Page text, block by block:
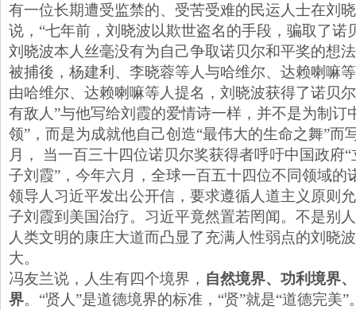
有一位长期遭受监禁的、受苦受难的民运人士在刘
说，“七年前，刘晓波以欺世盗名的手段，骗取了诺
刘晓波本人丝毫没有为自己争取诺贝尔和平奖的想
被捕後，杨建利、李晓蓉等人与哈维尔、达赖喇嘛
由哈维尔、达赖喇嘛等人提名，刘晓波获得了诺贝
有敌人”与他写给刘霞的爱情诗一样，并不是为制订
领”，而是为成就他自己创造“最伟大的生命之舞”而
月， 当一百三十四位诺贝尔奖获得者呼吁中国政府
子刘霞”，今年六月，全球一百五十四位不同领域的
领导人习近平发出公开信，要求遵循人道主义原则
子刘霞到美国治疗。习近平竟然置若罔闻。不是别
人类文明的康庄大道而凸显了充满人性弱点的刘晓
大。
冯友兰说，人生有四个境界， 自然境界、功利境界
界。“贤人”是道德境界的标准，“贤”就是“道德完美